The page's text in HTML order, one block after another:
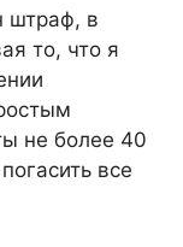
штраф, в
то, что я
не более 40
все